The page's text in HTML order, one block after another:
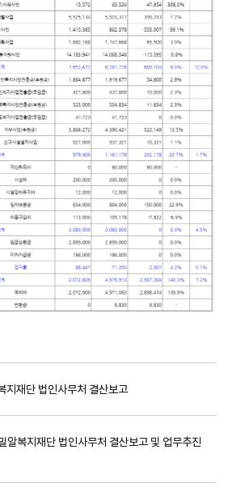
지재단 법인사무처 결산보고
복지재단 법인사무처 결산보고 및 업무추진